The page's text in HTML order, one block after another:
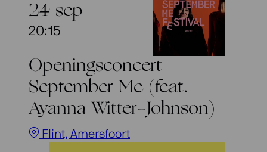
24 sep
20:15
Openingsconcert
September Me (feat.
Ayanna Witter-Johnson)
Flint, Amersfoort